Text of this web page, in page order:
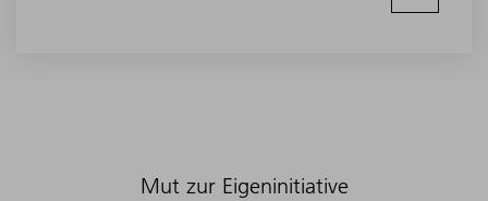
Mut zur Eigeninitiative